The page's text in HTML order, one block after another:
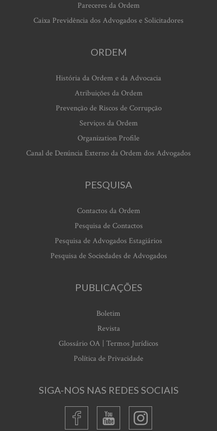
Pareceres da Ordem
Caixa Previdência dos Advogados e Solicitadores
ORDEM
História da Ordem e da Advocacia
Atribuições da Ordem
Prevenção de Riscos de Corrupção
Serviços da Ordem
Organization Profile
Canal de Denúncia Externo da Ordem dos Advogados
PESQUISA
Contactos da Ordem
Pesquisa de Contactos
Pesquisa de Advogados Estagiários
Pesquisa de Sociedades de Advogados
PUBLICAÇÕES
Boletim
Revista
Glossário OA | Termos Jurídicos
Política de Privacidade
SIGA-NOS NAS REDES SOCIAIS